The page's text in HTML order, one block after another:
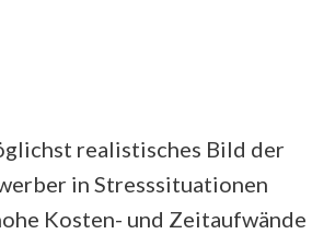
realistisches Bild der
in Stresssituationen
Kosten- und Zeitaufwände